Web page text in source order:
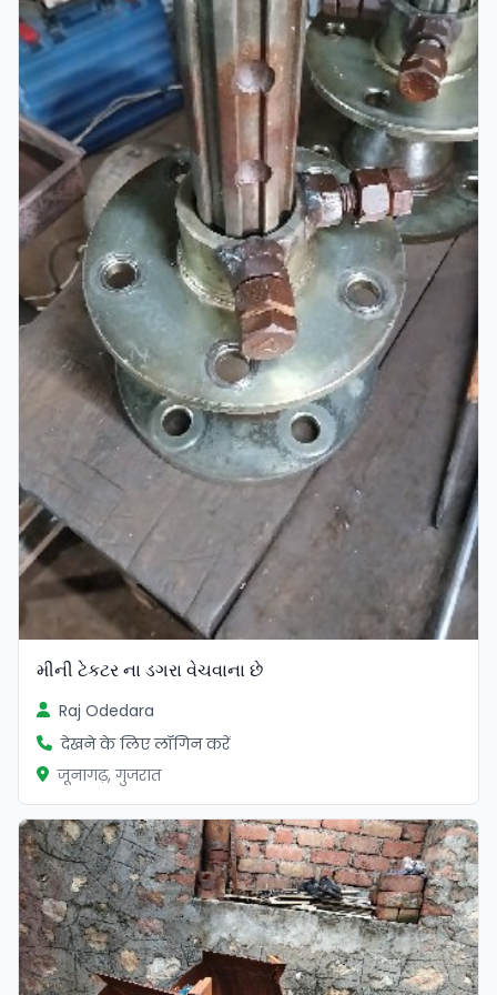
મીની ટેકટર ના ડગરા વેચવાના છે
Raj Odedara
देखने के लिए लॉगिन करें
जूनागढ़, गुजरात